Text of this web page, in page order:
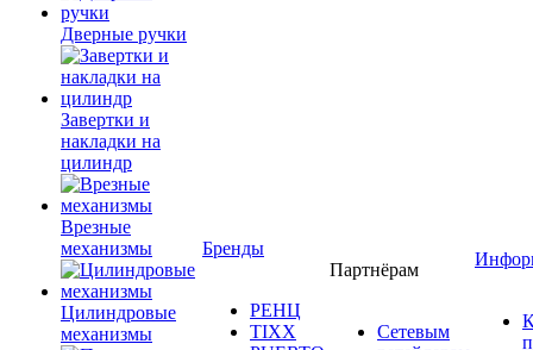
Дверные ручки
Завертки и
накладки на
цилиндр
Врезные
механизмы
Цилиндровые
механизмы
Бренды
РЕНЦ
TIXX
Партнёрам
Сетевым